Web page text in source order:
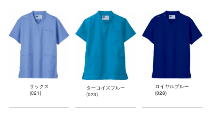
サックス
(021)
ターコイズブルー
(023)
ロイヤルブルー
(028)